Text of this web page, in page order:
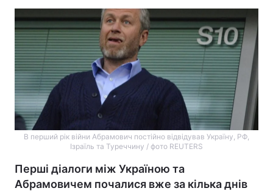
В перший рік війни Абрамович постійно відвідував Україну, РФ,
Ізраїль та Туреччину / фото REUTERS
Перші діалоги між Україною та
Абрамовичем почалися вже за кілька днів